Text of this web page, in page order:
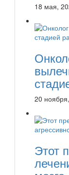
18 мая,
20
Этот